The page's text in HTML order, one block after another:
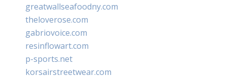
greatwallseafoodny.com
theloverose.com
gabriovoice.com
resinflowart.com
p-sports.net
korsairstreetwear.com